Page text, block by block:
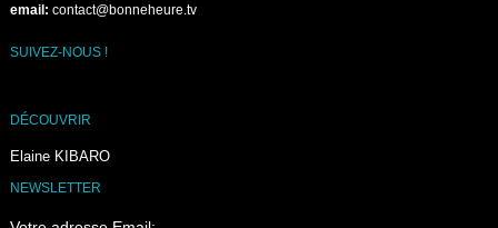
email: contact@bonneheure.tv
SUIVEZ-NOUS !
DÉCOUVRIR
Elaine KIBARO
NEWSLETTER